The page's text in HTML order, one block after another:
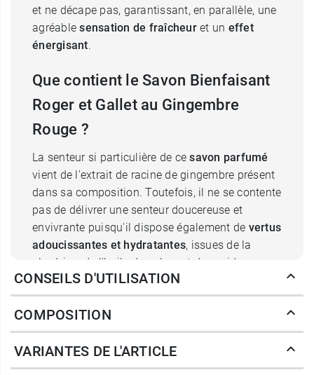
et ne décape pas, garantissant, en parallèle, une
agréablesensation de fraîcheuret un effet
énergisant.
Que contient le Savon Bienfaisant
Roger et Gallet au Gingembre
Rouge ?
La senteur si particulière de cesavon parfumé
vient de l'extrait de racine de gingembre présent
dans sa composition. Toutefois, il ne se contente
pas de délivrer une senteur doucereuse et
envivrante puisqu'il dispose également de vertus
adoucissantes et hydratantes, issues de la
glycérine, de l'huile de palme et des acides gras
de noix de coco.
Ce savonRoger et Gallet
uneméthode de saponification à chaud
ancestrale et artisanale, la méthode dite "au
chaudron". Utilisée notamment par les maîtres
CONSEILS D'UTILISATION
COMPOSITION
VARIANTES DE L'ARTICLE